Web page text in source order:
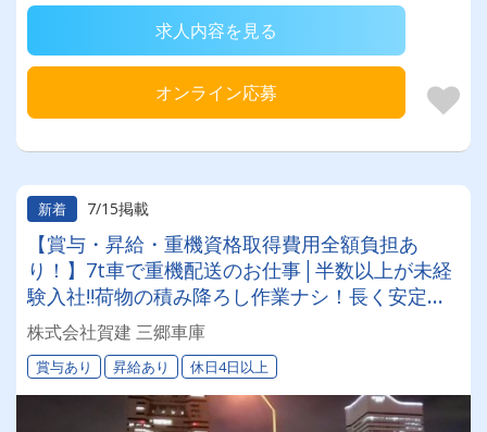
求人内容を見る
オンライン応募
新着 7/15掲載
【賞与・昇給・重機資格取得費用全額負担あ
り！】7t車で重機配送のお仕事│半数以上が未経
験入社‼荷物の積み降ろし作業ナシ！長く安定し
て働ける環境です！＊夜勤・休日出勤は希望者の
み！女性ドライバー“2名”活躍中◎
株式会社賀建 三郷車庫
賞与あり 昇給あり 休日4日以上